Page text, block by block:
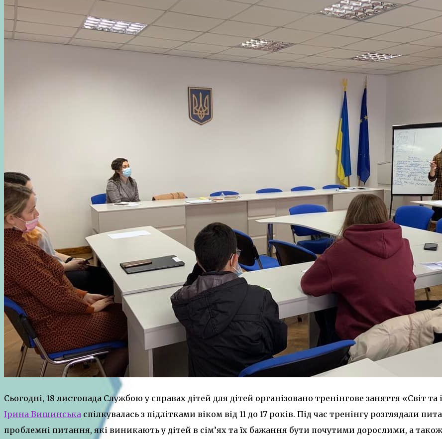
Сьогодні, 18 листопада Службою у справах дітей для дітей організовано тренінгове заняття «Світ
Ірина Вишинська спілкувалась з підлітками віком від 11 до 17 років. Під час тренінгу розглядали
проблемні питання, які виникають у дітей в сім’ях та їх бажання бути почутими дорослими, а